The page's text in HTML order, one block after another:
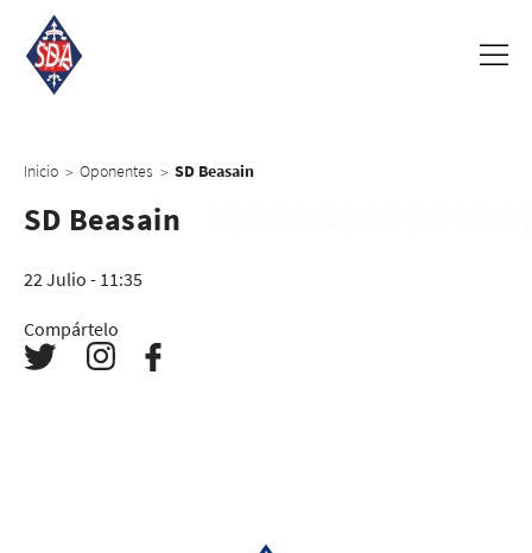
Inicio > Oponentes > SD Beasain
SD Beasain
22 Julio - 11:35
Compártelo